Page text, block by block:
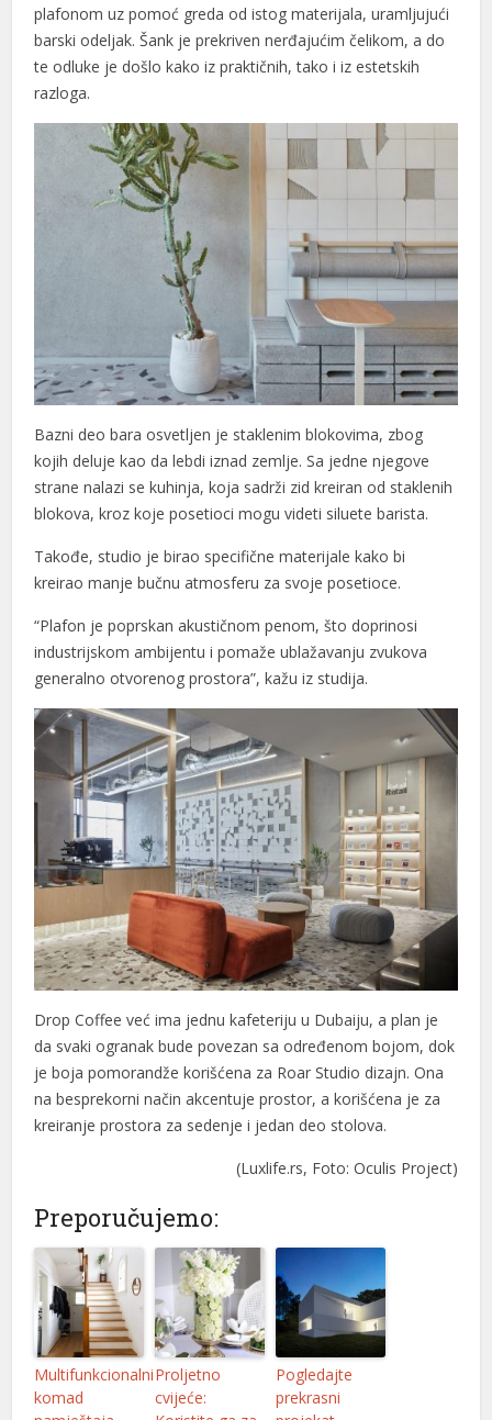
plafonom uz pomoć greda od istog materijala, uramljujući
barski odeljak. Šank je prekriven nerđajućim čelikom, a do
te odluke je došlo kako iz praktičnih, tako i iz estetskih
razloga.
Bazni deo bara osvetljen je staklenim blokovima, zbog
kojih deluje kao da lebdi iznad zemlje. Sa jedne njegove
strane nalazi se kuhinja, koja sadrži zid kreiran od staklenih
blokova, kroz koje posetioci mogu videti siluete barista.
Takođe, studio je birao specifične materijale kako bi
kreirao manje bučnu atmosferu za svoje posetioce.
“Plafon je poprskan akustičnom penom, što doprinosi
industrijskom ambijentu i pomaže ublažavanju zvukova
generalno otvorenog prostora”, kažu iz studija.
Drop Coffee već ima jednu kafeteriju u Dubaiju, a plan je
da svaki ogranak bude povezan sa određenom bojom, dok
je boja pomorandže korišćena za Roar Studio dizajn. Ona
na besprekorni način akcentuje prostor, a korišćena je za
kreiranje prostora za sedenje i jedan deo stolova.
(Luxlife.rs, Foto: Oculis Project)
Preporučujemo:
Multifunkcionalni
komad
Proljetno
cvijeće:
Pogledajte
prekrasni